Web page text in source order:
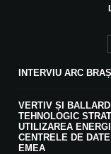
INTERVIU ARC
VERTIV ȘI
TEHNOLOGIC
UTILIZAREA
CENTRELE DE
EMEA